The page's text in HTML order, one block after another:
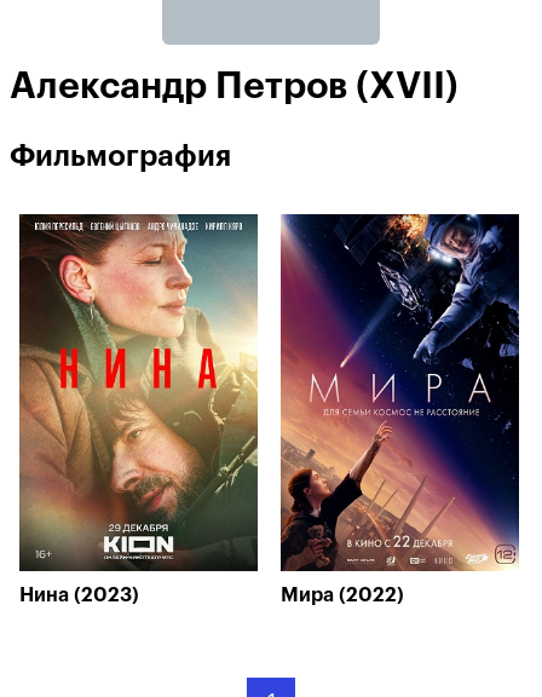
Александр Петров (XVII)
Фильмография
Нина (2023) Мира (2022)